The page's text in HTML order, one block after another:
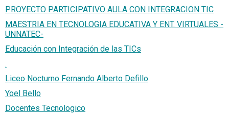
PROYECTO PARTICIPATIVO AULA CON INTEGRACION TIC
MAESTRIA EN TECNOLOGIA EDUCATIVA Y ENT. VIRTUALES -
UNNATEC-
Educación con Integración de las TICs
.
Liceo Nocturno Fernando Alberto Defillo
Yoel Bello
Docentes Tecnologico